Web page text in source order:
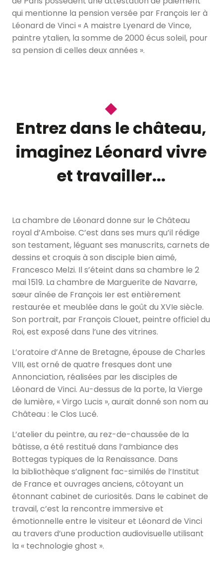
qui mentionne la pension versée par François Ier à
Léonard de Vinci « A maistre Lyenard de Vince,
paintre ytalien, la somme de 2000 écus soleil, pour
sa pension di celles deux années ».
Entrez dans le château,
imaginez Léonard vivre
et travailler...
La chambre de Léonard donne sur le Château
royal d’Amboise. C’est dans ses murs qu’il rédige
son testament, léguant ses manuscrits, carnets de
dessins et croquis à son disciple bien aimé,
Francesco Melzi. Il s’éteint dans sa chambre le 2
mai 1519. La chambre de Marguerite de Navarre,
sœur aînée de François Ier est entièrement
restaurée et meublée dans le goût du XVIe siècle.
Son portrait, par François Clouet, peintre officiel du
Roi, est exposé dans l’une des vitrines.
L’oratoire d’Anne de Bretagne, épouse de Charles
VIII, est orné de quatre fresques dont une
Annonciation, réalisées par les disciples de
Léonard de Vinci. Au-dessus de la porte, la Vierge
de lumière, « Virgo Lucis », aurait donné son nom au
Château : le Clos Lucé.
L’atelier du peintre, au rez-de-chaussée de la
bâtisse, a été restitué dans l’ambiance des
Bottegas typiques de la Renaissance. Dans
la bibliothèque s’alignent fac-similés de l’Institut
de France et ouvrages anciens, côtoyant un
étonnant cabinet de curiosités. Dans le cabinet de
travail, c’est la rencontre immersive et
émotionnelle entre le visiteur et Léonard de Vinci
au travers d’une production audiovisuelle utilisant
la « technologie ghost ».